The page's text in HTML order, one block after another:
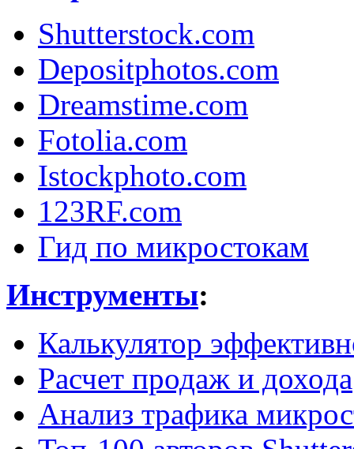
Shutterstock.com
Depositphotos.com
Dreamstime.com
Fotolia.com
Istockphoto.com
123RF.com
Гид по микростокам
Инструменты:
Калькулятор
Расчет продаж и дохода
Анализ трафика